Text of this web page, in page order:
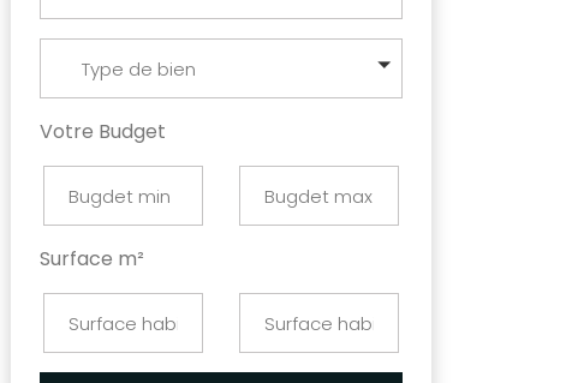
Type de bien
Votre Budget
Surface m²